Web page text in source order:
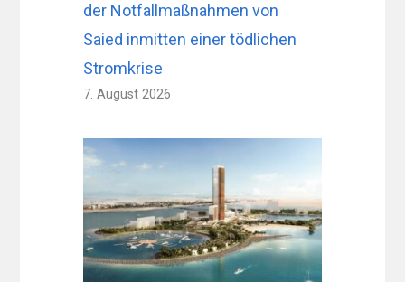
der Notfallmaßnahmen von
Saied inmitten einer tödlichen
Stromkrise
7. August 2026